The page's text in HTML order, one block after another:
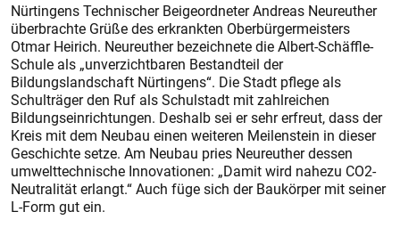
Nürtingens Technischer Beigeordneter Andreas Neureuther
überbrachte Grüße des erkrankten Oberbürgermeisters
Otmar Heirich. Neureuther bezeichnete die Albert-Schäffle-
Schule als „unverzichtbaren Bestandteil der
Bildungslandschaft Nürtingens“. Die Stadt pflege als
Schulträger den Ruf als Schulstadt mit zahlreichen
Bildungseinrichtungen. Deshalb sei er sehr erfreut, dass der
Kreis mit dem Neubau einen weiteren Meilenstein in dieser
Geschichte setze. Am Neubau pries Neureuther dessen
umwelttechnische Innovationen: „Damit wird nahezu CO2-
Neutralität erlangt.“ Auch füge sich der Baukörper mit seiner
L-Form gut ein.